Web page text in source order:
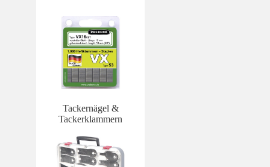
Tackernägel &
Tackerklammern